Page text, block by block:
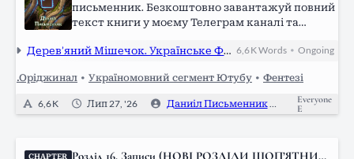
письменник. Безкоштовно завантажуй повний
текст книги у моєму Телеграм каналі та
новинками, слухай аудіокнигу та підтримуй:
https://linktr.ee/danyil_writer Donatello:…
Дерев’яний Мішечок. Українське Фентезі 6,6 KWords •Ongoing
.Оріджинал • Україномовний сегмент Ютубу • Фентезі
6,6 K Лип 27, '26 Даниіл Письменник 0
Everyone
E
CHAPTER Розділ 16. Записи (НОВІ РОЗДІЛИ ЩОП’ЯТНИЦ